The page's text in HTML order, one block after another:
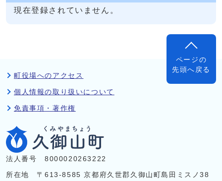
現在登録されていません。
ページの
先頭へ戻る
町役場へのアクセス
個人情報の取り扱いについて
免責事項・著作権
法人番号 8000020263222
所在地 〒613-8585 京都府久世郡久御山町島田ミスノ38